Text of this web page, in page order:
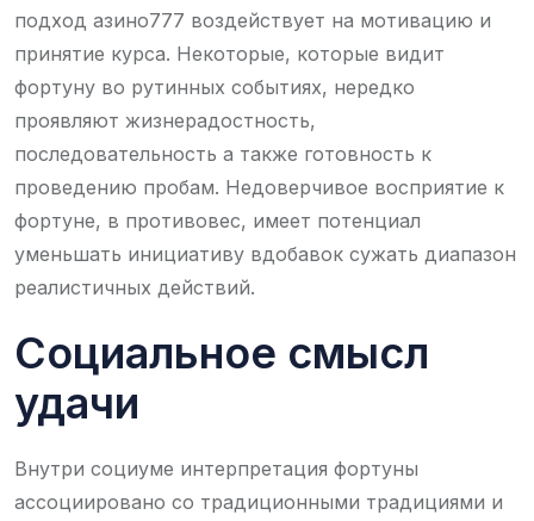
подход азино777 воздействует на мотивацию и
принятие курса. Некоторые, которые видит
фортуну во рутинных событиях, нередко
проявляют жизнерадостность,
последовательность а также готовность к
проведению пробам. Недоверчивое восприятие к
фортуне, в противовес, имеет потенциал
уменьшать инициативу вдобавок сужать диапазон
реалистичных действий.
Социальное смысл
удачи
Внутри социуме интерпретация фортуны
ассоциировано со традиционными традициями и